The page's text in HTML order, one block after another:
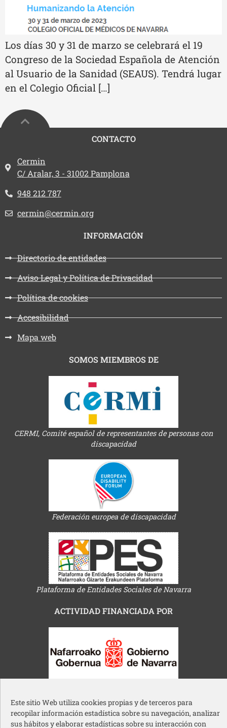
Este sitio Web utiliza cookies propias y de terceros para
recopilar información estadística sobre su navegación, analizar
sus hábitos y elaborar estadísticas sobre su interacción con
Los días 30 y 31 de marzo se celebrará el 19
Congreso de la Sociedad Española de Atención
al Usuario de la Sanidad (SEAUS). Tendrá lugar
en el Colegio Oficial […]
CONTACTO
Dirección:
Cermin
C/ Aralar, 3 - 31002 Pamplona
Teléfono:
948 212 787
Email:
cermin@cermin.org
INFORMACIÓN
Directorio de entidades
Aviso Legal y Política de Privacidad
Política de cookies
Accesibilidad
Mapa web
SOMOS MIEMBROS DE
CERMI, Comité español de representantes de personas con
discapacidad
Federación europea de discapacidad
Plataforma de Entidades Sociales de Navarra
ACTIVIDAD FINANCIADA POR